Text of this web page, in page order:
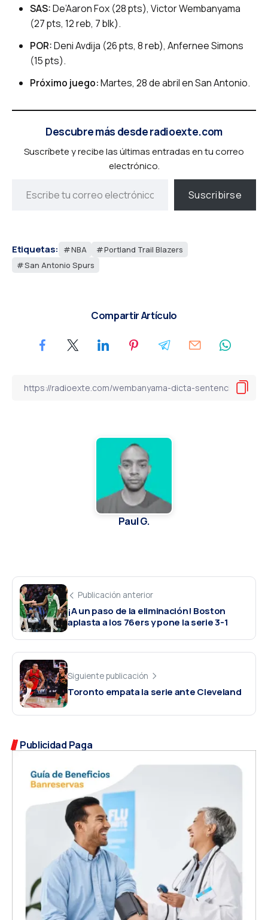
SAS:De’Aaron Fox (28 pts), Victor Wembanyama
(27 pts, 12 reb, 7 blk).
POR:Deni Avdija (26 pts, 8 reb), Anfernee Simons
(15 pts).
Próximo juego:Martes, 28 de abril en San Antonio.
Descubre más desde radioexte.com
Suscríbete y recibe las últimas entradas en tu correo
electrónico.
Suscribirse
Etiquetas: NBA
Portland Trail Blazers
San Antonio Spurs
Compartir Artículo
Paul G.
Publicación anterior
¡A un paso de la eliminación! Boston
aplasta a los 76ers y pone la serie 3-1
Siguiente publicación
Toronto empata la serie ante Cleveland
Publicidad Paga